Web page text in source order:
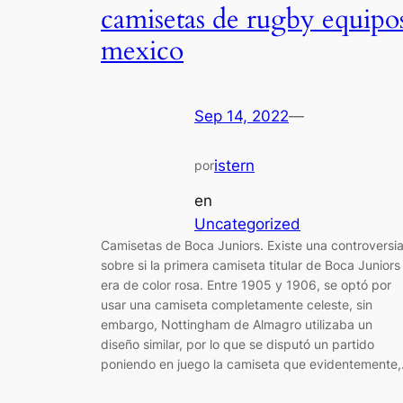
camisetas de rugby
mexico
Sep 14, 2022—
poristern
en
Uncategorized
Camisetas de Boca Juniors. Existe una controversia
sobre si la primera camiseta titular de Boca Juniors
era de color rosa. Entre 1905 y 1906, se optó por
usar una camiseta completamente celeste, sin
embargo, Nottingham de Almagro utilizaba un
diseño similar, por lo que se disputó un partido
poniendo en juego la camiseta que